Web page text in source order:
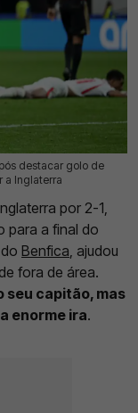
destacar golo de
a Inglaterra
por 2-1,
para a final do
Benfica , ajudou
fora de área.
seu capitão, mas
enorme ira.